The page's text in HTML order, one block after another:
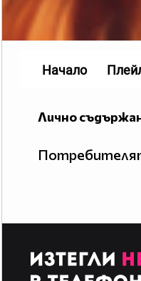
Лично
Начало